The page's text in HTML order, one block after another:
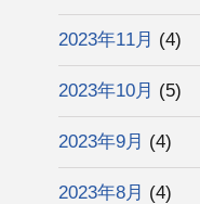
2023年11月 (4)
2023年10月 (5)
2023年9月 (4)
2023年8月 (4)